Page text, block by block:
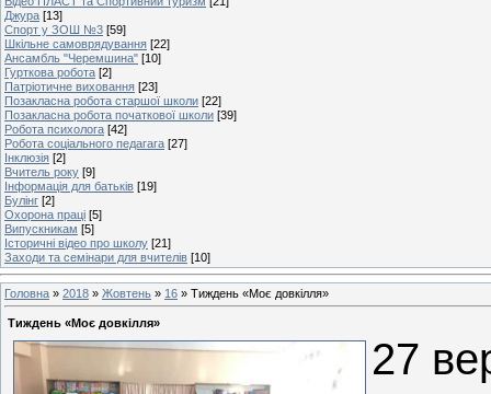
Джура [13]
Спорт у ЗОШ №3 [59]
Шкільне самоврядування [22]
Ансамбль "Черемшина" [10]
Гурткова робота [2]
Патріотичне виховання [23]
Позакласна робота старшої школи [22]
Позакласна робота початкової школи [39]
Робота психолога [42]
Робота соціального педагага [27]
Інклюзія [2]
Вчитель року [9]
Інформація для батьків [19]
Булінг [2]
Охорона праці [5]
Випускникам [5]
Історичні відео про школу [21]
Заходи та семінари для вчителів [10]
Головна » 2018 » Жовтень » 16 » Тиждень «Моє довкілля»
Тиждень «Моє довкілля»
27